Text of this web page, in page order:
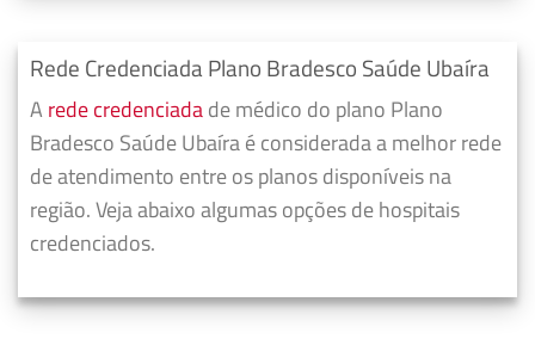
Rede Credenciada Plano Bradesco Saúde Ubaíra
A rede credenciadade médico do plano Plano
Bradesco Saúde Ubaíra é considerada a melhor rede
de atendimento entre os planos disponíveis na
região. Veja abaixo algumas opções de hospitais
credenciados.